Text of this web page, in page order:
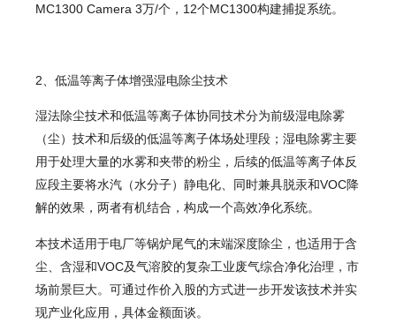
MC1300 Camera 3万/个，12个MC1300构建捕捉系统。
2、低温等离子体增强湿电除尘技术
湿法除尘技术和低温等离子体协同技术分为前级湿电除雾
（尘）技术和后级的低温等离子体场处理段；湿电除雾主要
用于处理大量的水雾和夹带的粉尘，后续的低温等离子体反
应段主要将水汽（水分子）静电化、同时兼具脱汞和VOC降
解的效果，两者有机结合，构成一个高效净化系统。
本技术适用于电厂等锅炉尾气的末端深度除尘，也适用于含
尘、含湿和VOC及气溶胶的复杂工业废气综合净化治理，市
场前景巨大。可通过作价入股的方式进一步开发该技术并实
现产业化应用，具体金额面谈。